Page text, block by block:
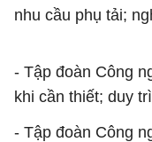
nhu cầu phụ tải;
- Tập đoàn Công
khi cần thiết; duy
- Tập đoàn Công